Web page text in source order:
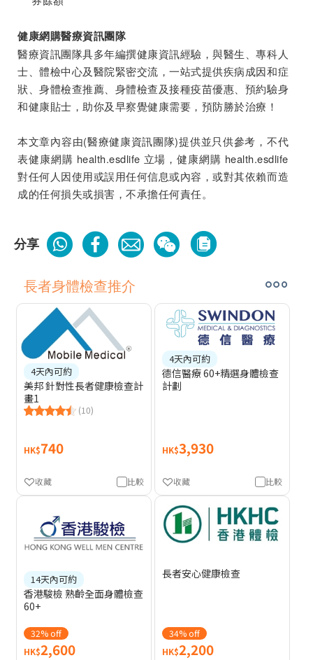
健康網購醫療資訊團隊
醫療資訊團隊具多年編撰健康資訊經驗，與醫生、專科人
士、體檢中心及醫院緊密交流，一站式提供疾病成因和症
狀、身體檢查推薦、身體檢查及接種疫苗優惠、預約驗身
和健康貼士，助你及早察覺健康需要，預防勝於治療！
本文章內容由(醫療健康資訊團隊)提供並只供參考，不代
表健康網購 health.esdlife 立場，健康網購 health.esdlife
對任何人因使用或誤用任何信息或內容，或對其依賴而造
成的任何損失或損害，不承擔任何責任。
分享
長者身體檢查推介
4天內可約
美邦 針對性長者健康檢查計
畫1
(10)
HK$740
比較
收藏
4天內可約
德信醫療 60+精選身體檢查
計劃
HK$3,930
比較
收藏
14天內可約
香港駿檢 熟齡全面身體檢查
60+
32% off
HK$2,600
長者安心健康檢查
34% off
HK$2,200